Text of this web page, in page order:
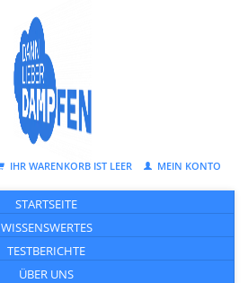
IHR WARENKORB IST LEER MEIN KONTO
STARTSEITE
WISSENSWERTES
TESTBERICHTE
ÜBER UNS